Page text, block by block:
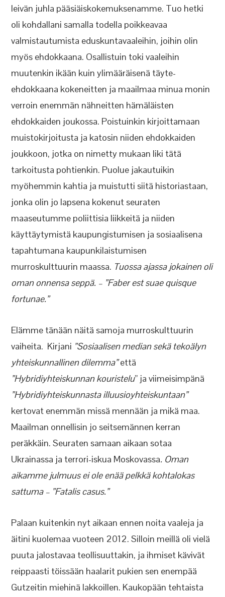
leivän juhla pääsiäiskokemuksenamme. Tuo hetki
oli kohdallani samalla todella poikkeavaa
valmistautumista eduskuntavaaleihin, joihin olin
myös ehdokkaana. Osallistuin toki vaaleihin
muutenkin ikään kuin ylimääräisenä täyte-
ehdokkaana kokeneitten ja maailmaa minua monin
verroin enemmän nähneitten hämäläisten
ehdokkaiden joukossa. Poistuinkin kirjoittamaan
muistokirjoitusta ja katosin niiden ehdokkaiden
joukkoon, jotka on nimetty mukaan liki tätä
tarkoitusta pohtienkin. Puolue jakautuikin
myöhemmin kahtia ja muistutti siitä historiastaan,
jonka olin jo lapsena kokenut seuraten
maaseutumme poliittisia liikkeitä ja niiden
käyttäytymistä kaupungistumisen ja sosiaalisena
tapahtumana kaupunkilaistumisen
murroskulttuurin maassa. Tuossa ajassa jokainen oli
oman onnensa seppä. – ”Faber est suae quisque
fortunae.”
Elämme tänään näitä samoja murroskulttuurin
vaiheita. Kirjani ”Sosiaalisen median sekä tekoälyn
yhteiskunnallinen dilemma”että
”Hybridiyhteiskunnan kouristelu” ja viimeisimpänä
”Hybridiyhteiskunnasta illuusioyhteiskuntaan”
kertovat enemmän missä mennään ja mikä maa.
Maailman onnellisin jo seitsemännen kerran
peräkkäin. Seuraten samaan aikaan sotaa
Ukrainassa ja terrori-iskua Moskovassa. Oman
aikamme julmuus ei ole enää pelkkä kohtalokas
sattuma – ”Fatalis casus.”
Palaan kuitenkin nyt aikaan ennen noita vaaleja ja
äitini kuolemaa vuoteen 2012. Silloin meillä oli vielä
puuta jalostavaa teollisuuttakin, ja ihmiset kävivät
reippaasti töissään haalarit pukien sen enempää
Gutzeitin miehinä lakkoillen. Kaukopään tehtaista